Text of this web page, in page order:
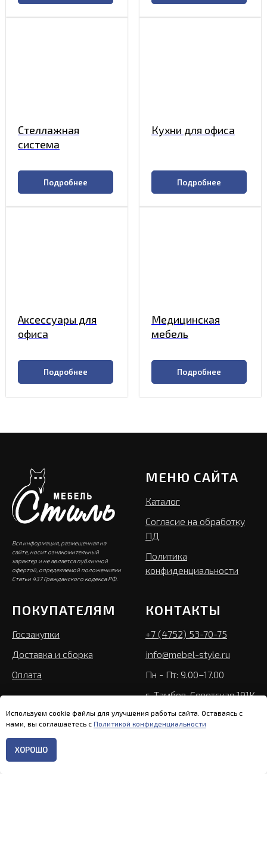
Главная
Стеллажная
система
Подробнее
Кухни для офиса
Подробнее
Аксессуары для
офиса
Подробнее
Медицинская
мебель
Подробнее
Вся информация, размещенная на
сайте, носит ознакомительный
характер и не является публичной
офертой, определяемой положениями
Статьи 437 Гражданского кодекса РФ.
МЕНЮ САЙТА
Каталог
Согласие на обработку
ПД
Политика
конфиденциальности
ПОКУПАТЕЛЯМ
Госзакупки
Доставка и сборка
Оплата
КОНТАКТЫ
+7 (4752) 53-70-75
info@mebel-style.ru
Пн - Пт: 9.00–17.00
г. Тамбов, Советская 191К
Используем cookie файлы для улучшения работы сайта. Оставаясь с
нами, вы соглашаетесь с Политикой конфиденциальности
ХОРОШО